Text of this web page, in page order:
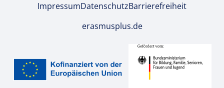
ImpressumDatenschutzBarrierefreiheit
erasmusplus.de